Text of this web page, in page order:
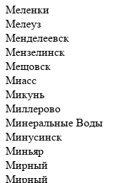
Меленки
Мелеуз
Менделеевск
Мензелинск
Мещовск
Миасс
Микунь
Миллерово
Минеральные Воды
Минусинск
Миньяр
Мирный
Мирный